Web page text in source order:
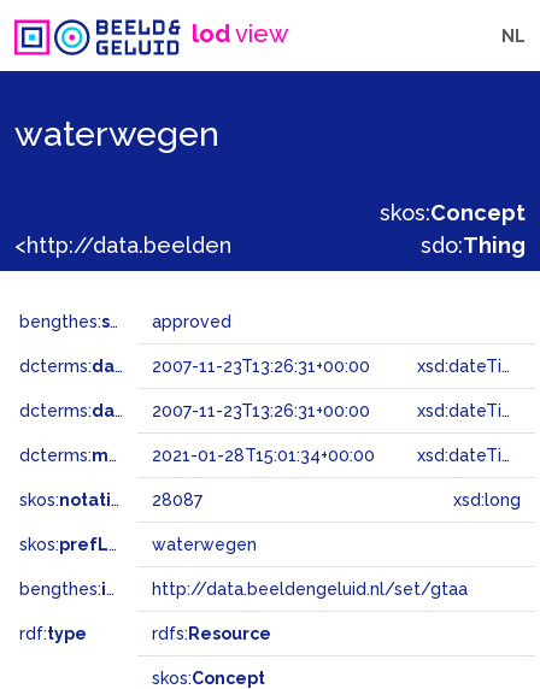
lodview NL
waterwegen
skos:Concept
sdo:Thing
bengthes:status approved
dcterms:dateAccepted 2007-11-23T13:26:31+00:00 xsd:dateTime
dcterms:dateSubmitted 2007-11-23T13:26:31+00:00 xsd:dateTime
dcterms:modified 2021-01-28T15:01:34+00:00 xsd:dateTime
skos:notation 28087 xsd:long
skos:prefLabel waterwegen
bengthes:inSet http://data.beeldengeluid.nl/set/gtaa
rdf:type rdfs: Resource
skos:Concept